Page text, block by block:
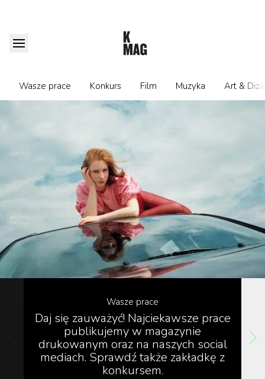
Wasze prace Konkurs Film Muzyka Art &
Wasze prace
Daj się zauważyć! Najciekawsze prace
publikujemy w magazynie
drukowanym oraz na naszych social
mediach. Sprawdź także zakładkę z
konkursem.